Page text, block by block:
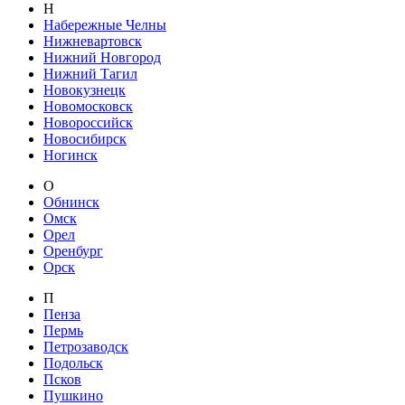
Н
Набережные Челны
Нижневартовск
Нижний Новгород
Нижний Тагил
Новокузнецк
Новомосковск
Новороссийск
Новосибирск
Ногинск
О
Обнинск
Омск
Орел
Оренбург
Орск
П
Пенза
Пермь
Петрозаводск
Подольск
Псков
Пушкино